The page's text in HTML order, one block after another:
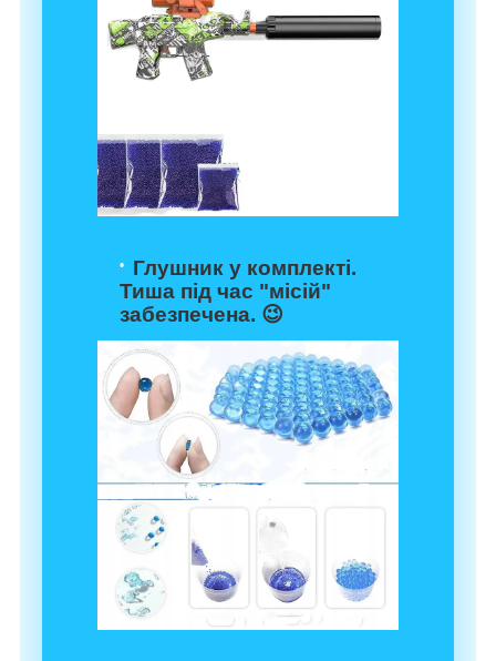
Глушник у комплекті.
Тиша під час "місій"
забезпечена. 😉